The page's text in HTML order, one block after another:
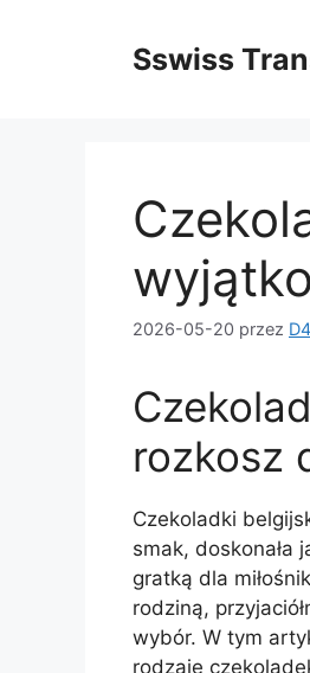
Sswiss
2026-05-20 przez
rozkosz
Czekoladki
smak, doskonała
gratką dla
rodziną,
wybór. W tym
rodzaje